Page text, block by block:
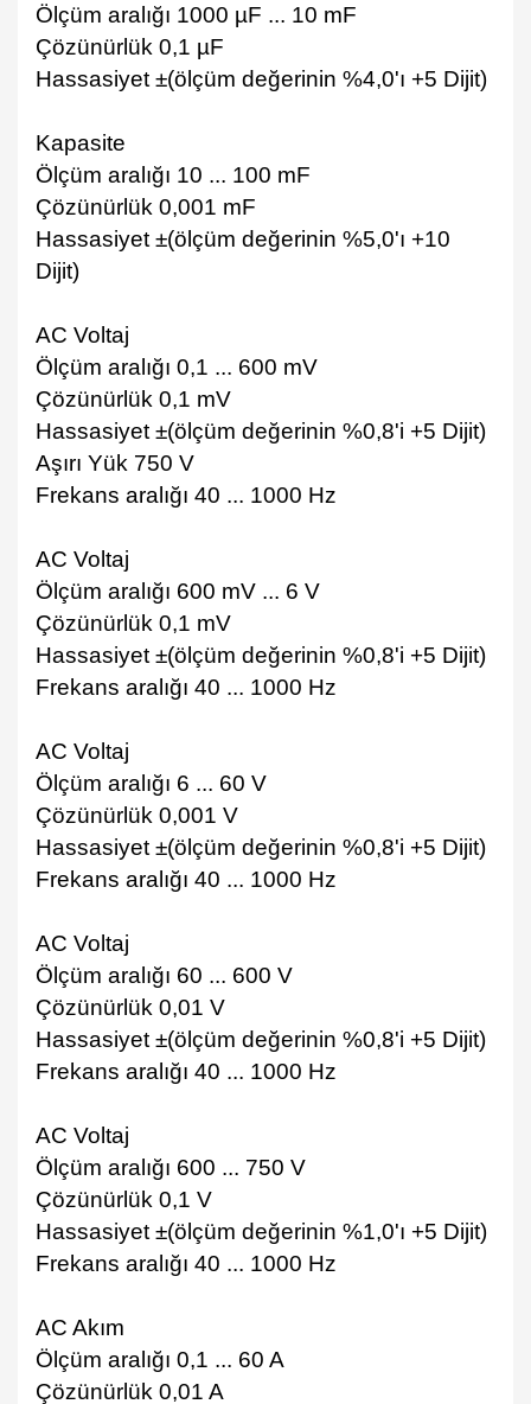
Ölçüm aralığı 1000 µF ... 10 mF
Çözünürlük 0,1 µF
Hassasiyet ±(ölçüm değerinin %4,0'ı +5 Dijit)
Kapasite
Ölçüm aralığı 10 ... 100 mF
Çözünürlük 0,001 mF
Hassasiyet ±(ölçüm değerinin %5,0'ı +10
Dijit)
AC Voltaj
Ölçüm aralığı 0,1 ... 600 mV
Çözünürlük 0,1 mV
Hassasiyet ±(ölçüm değerinin %0,8'i +5 Dijit)
Aşırı Yük 750 V
Frekans aralığı 40 ... 1000 Hz
AC Voltaj
Ölçüm aralığı 600 mV ... 6 V
Çözünürlük 0,1 mV
Hassasiyet ±(ölçüm değerinin %0,8'i +5 Dijit)
Frekans aralığı 40 ... 1000 Hz
AC Voltaj
Ölçüm aralığı 6 ... 60 V
Çözünürlük 0,001 V
Hassasiyet ±(ölçüm değerinin %0,8'i +5 Dijit)
Frekans aralığı 40 ... 1000 Hz
AC Voltaj
Ölçüm aralığı 60 ... 600 V
Çözünürlük 0,01 V
Hassasiyet ±(ölçüm değerinin %0,8'i +5 Dijit)
Frekans aralığı 40 ... 1000 Hz
AC Voltaj
Ölçüm aralığı 600 ... 750 V
Çözünürlük 0,1 V
Hassasiyet ±(ölçüm değerinin %1,0'ı +5 Dijit)
Frekans aralığı 40 ... 1000 Hz
AC Akım
Ölçüm aralığı 0,1 ... 60 A
Çözünürlük 0,01 A